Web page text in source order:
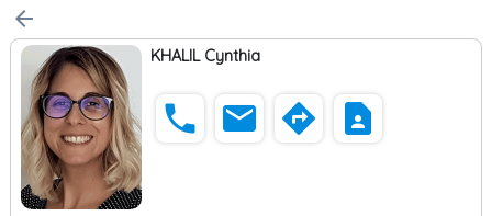
arrow_back
KHALIL Cynthia
phone email directions contact_page